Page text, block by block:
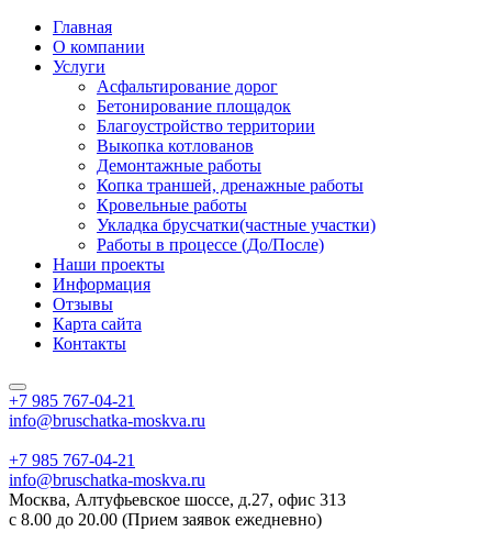
Главная
О компании
Услуги
Асфальтирование дорог
Бетонирование площадок
Благоустройство территории
Выкопка котлованов
Демонтажные работы
Копка траншей, дренажные работы
Кровельные работы
Укладка брусчатки(частные участки)
Работы в процессе (До/После)
Наши проекты
Информация
Отзывы
Карта сайта
Контакты
+7 985 767-04-21
info@bruschatka-moskva.ru
+7 985 767-04-21
info@bruschatka-moskva.ru
Москва, Алтуфьевское шоссе, д.27, офис 313
с 8.00 до 20.00 (Прием заявок ежедневно)